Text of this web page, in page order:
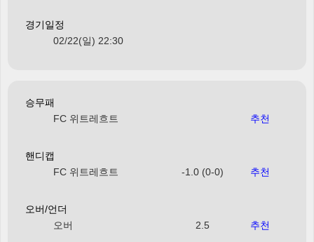
경기일정
02/22(일) 22:30
승무패
FC 위트레흐트
추천
핸디캡
FC 위트레흐트
-1.0 (0-0) 추천
오버/언더
오버
2.5 추천